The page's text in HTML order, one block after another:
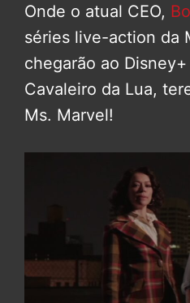
Onde o atual CEO,
séries live-action da
chegarão ao
Cavaleiro da Lua,
Ms. Marvel!